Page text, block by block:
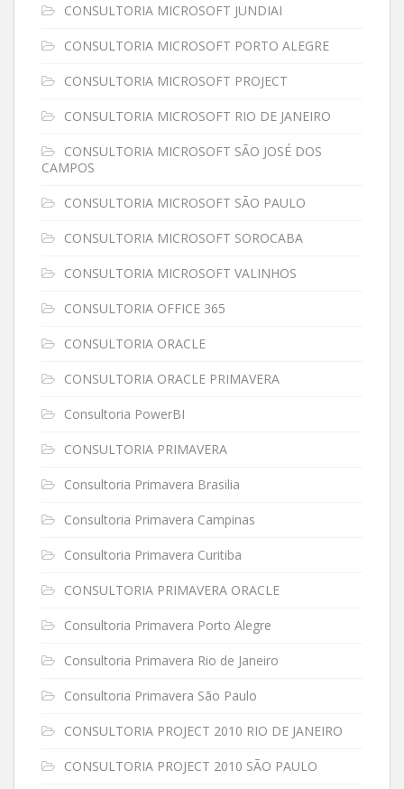
CONSULTORIA MICROSOFT JUNDIAI
CONSULTORIA MICROSOFT PORTO ALEGRE
CONSULTORIA MICROSOFT PROJECT
CONSULTORIA MICROSOFT RIO DE JANEIRO
CONSULTORIA MICROSOFT SÃO JOSÉ DOS
CAMPOS
CONSULTORIA MICROSOFT SÃO PAULO
CONSULTORIA MICROSOFT SOROCABA
CONSULTORIA MICROSOFT VALINHOS
CONSULTORIA OFFICE 365
CONSULTORIA ORACLE
CONSULTORIA ORACLE PRIMAVERA
Consultoria PowerBI
CONSULTORIA PRIMAVERA
Consultoria Primavera Brasilia
Consultoria Primavera Campinas
Consultoria Primavera Curitiba
CONSULTORIA PRIMAVERA ORACLE
Consultoria Primavera Porto Alegre
Consultoria Primavera Rio de Janeiro
Consultoria Primavera São Paulo
CONSULTORIA PROJECT 2010 RIO DE JANEIRO
CONSULTORIA PROJECT 2010 SÃO PAULO